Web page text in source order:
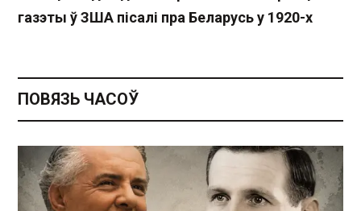
газэты ў ЗША пісалі пра Беларусь у 1920-х
ПОВЯЗЬ ЧАСОЎ